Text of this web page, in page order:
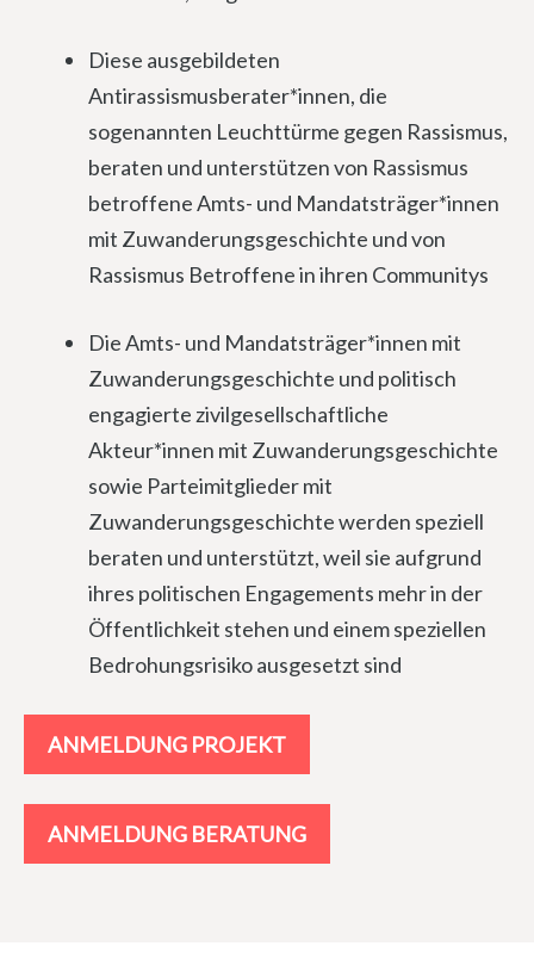
Diese ausgebildeten
Antirassismusberater*innen, die
sogenannten Leuchttürme gegen Rassismus,
beraten und unterstützen von Rassismus
betroffene Amts- und Mandatsträger*innen
mit Zuwanderungsgeschichte und von
Rassismus Betroffene in ihren Communitys
Die Amts- und Mandatsträger*innen mit
Zuwanderungsgeschichte und politisch
engagierte zivilgesellschaftliche
Akteur*innen mit Zuwanderungsgeschichte
sowie Parteimitglieder mit
Zuwanderungsgeschichte werden speziell
beraten und unterstützt, weil sie aufgrund
ihres politischen Engagements mehr in der
Öffentlichkeit stehen und einem speziellen
Bedrohungsrisiko ausgesetzt sind
ANMELDUNG PROJEKT
ANMELDUNG BERATUNG